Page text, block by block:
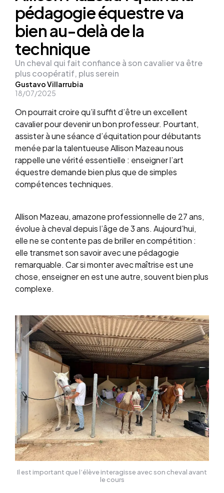
pédagogie équestre va
bien au-delà de la
technique
Posted
by
Gustavo Villarrubia
18/07/2025
Un cheval qui fait confiance à son cavalier va être
plus coopératif, plus serein
On pourrait croire qu’il suffit d’être un excellent
cavalier pour devenir un bon professeur. Pourtant,
assister à une séance d’équitation pour débutants
menée par la talentueuse Allison Mazeau nous
rappelle une vérité essentielle : enseigner l’art
équestre demande bien plus que de simples
compétences techniques.
Allison Mazeau, amazone professionnelle de 27 ans,
évolue à cheval depuis l’âge de 3 ans. Aujourd’hui,
elle ne se contente pas de briller en compétition :
elle transmet son savoir avec une pédagogie
remarquable. Car si monter avec maîtrise est une
chose, enseigner en est une autre, souvent bien plus
complexe.
Il est important que l’élève interagisse avec son cheval avant
le cours